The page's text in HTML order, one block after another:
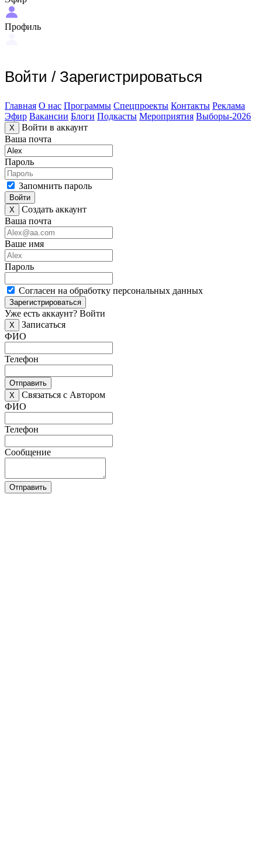
Профиль
Войти / Зарегистрироваться
Главная О нас Программы Спецпроекты Контакты Реклама
Эфир Вакансии Блоги Подкасты Мероприятия Выборы-2026
X
Войти в аккаунт
Ваша почта
Пароль
Запомнить пароль
Войти
X
Создать аккаунт
Ваша почта
Ваше имя
Пароль
Согласен на обработку персональных данных
Зарегистрироваться
Уже есть аккаунт? Войти
X
Записаться
ФИО
Телефон
Отправить
X
Связаться с Автором
ФИО
Телефон
Сообщение
Отправить